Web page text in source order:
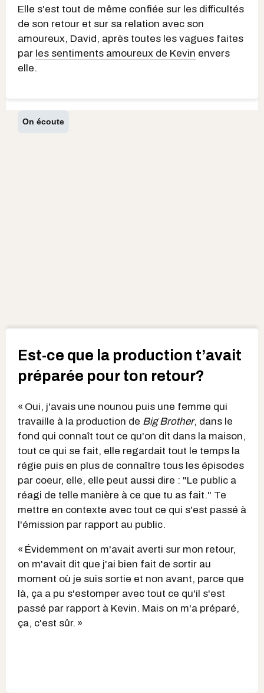
Elle s'est tout de même confiée sur les difficultés
de son retour et sur sa relation avec son
amoureux, David, après toutes les vagues faites
par les sentiments amoureux de Kevin envers
elle.
On écoute
Est-ce que la production t’avait
préparée pour ton retour?
« Oui, j'avais une nounou puis une femme qui
travaille à la production de Big Brother, dans le
fond qui connaît tout ce qu'on dit dans la maison,
tout ce qui se fait, elle regardait tout le temps la
régie puis en plus de connaître tous les épisodes
par coeur, elle, elle peut aussi dire : "Le public a
réagi de telle manière à ce que tu as fait." Te
mettre en contexte avec tout ce qui s'est passé à
l'émission par rapport au public.
« Évidemment on m'avait averti sur mon retour,
on m'avait dit que j'ai bien fait de sortir au
moment où je suis sortie et non avant, parce que
là, ça a pu s'estomper avec tout ce qu'il s'est
passé par rapport à Kevin. Mais on m'a préparé,
ça, c'est sûr. »